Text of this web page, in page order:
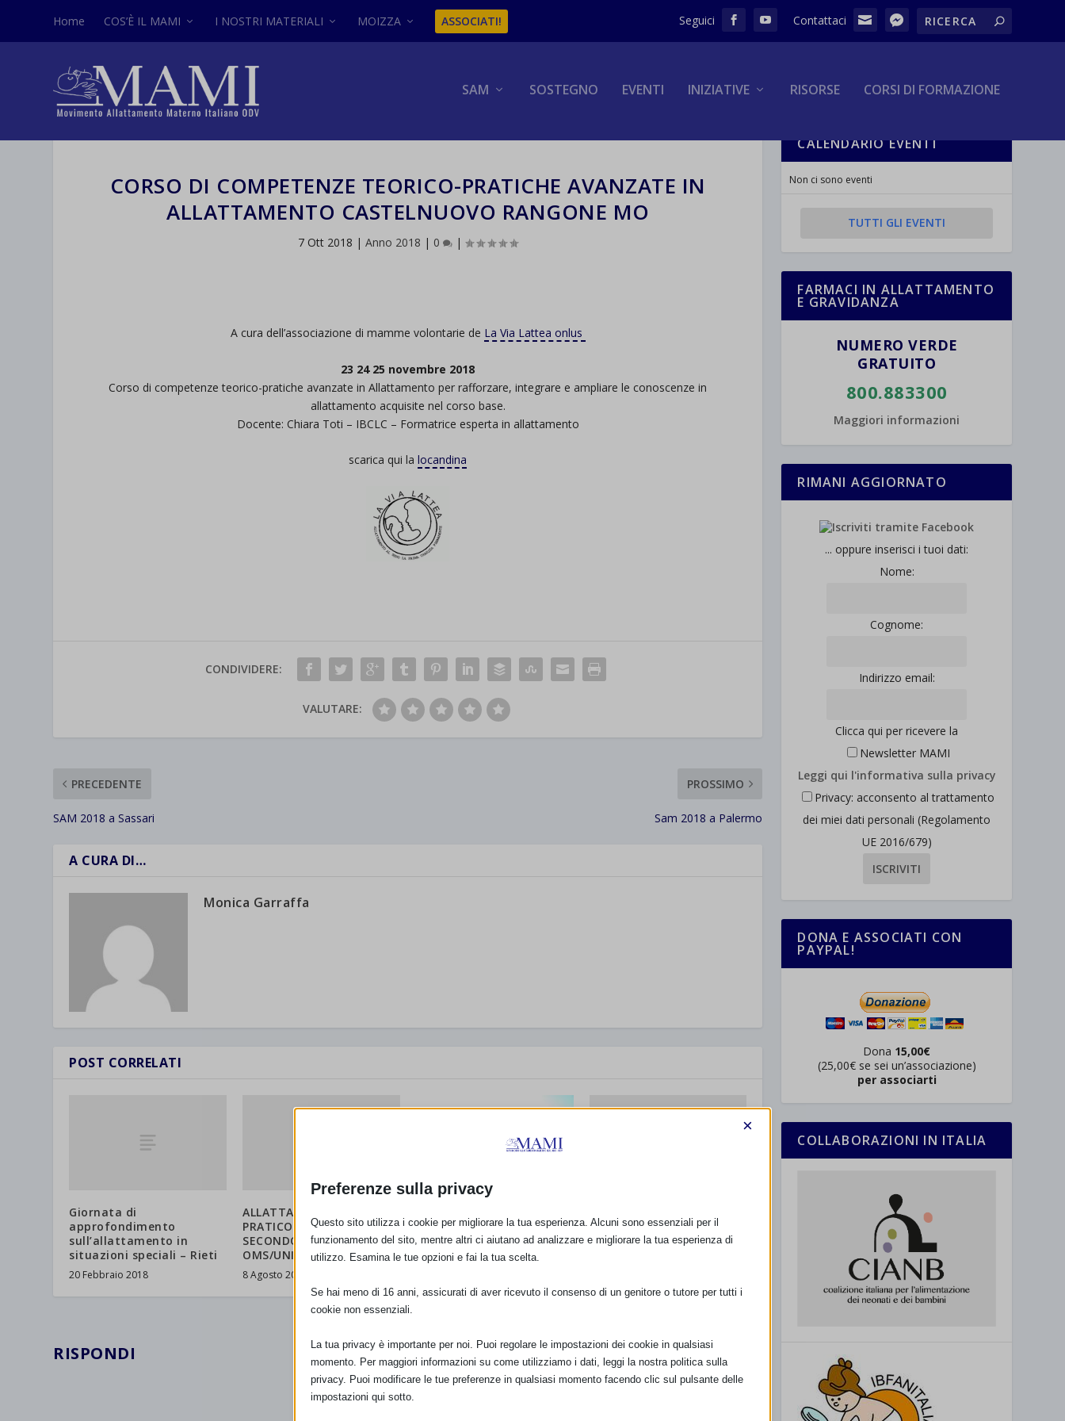
Home COS’È IL MAMI I NOSTRI MATERIALI MOIZZA ASSOCIATI!
SAM SOSTEGNO EVENTI INIZIATIVE RISORSE CORSI DI FORMAZIONE
CORSO DI COMPETENZE TEORICO-PRATICHE AVANZATE IN
ALLATTAMENTO CASTELNUOVO RANGONE MO
7 Ott 2018 |Anno 2018 | 0 |
A cura dell’associazione di mamme volontarie de La Via Lattea onlus
23 24 25 novembre 2018
Corso di competenze teorico-pratiche avanzate in Allattamento per rafforzare, integrare e ampliare le conoscenze in
allattamento acquisite nel corso base.
Docente: Chiara Toti – IBCLC – Formatrice esperta in allattamento
scarica qui lalocandina
CONDIVIDERE:
VALUTARE:
PRECEDENTE
SAM 2018 a Sassari
PROSSIMO
Sam 2018 a Palermo
A CURA DI…
Monica Garraffa
POST CORRELATI
Giornata di
approfondimento
sull’allattamento in
situazioni speciali – Rieti
20 Febbraio 2018
ALLATTAMENTO: CORSO
PRATICO DI COUNSELLING
SECONDO IL MODELLO
OMS/UNICEF 40 ore
8 Agosto 2018
ANNUALE DEI SOCI 2018 –
Carpi (MO), 18 marzo 2018
18 Febbraio 2018
allattamento
26 Marzo 2018
RISPONDI
CALENDARIO EVENTI
Non ci sono eventi
TUTTI GLI EVENTI
FARMACI IN ALLATTAMENTO
E GRAVIDANZA
NUMERO VERDE
GRATUITO
800.883300
Maggiori informazioni
RIMANI AGGIORNATO
... oppure inserisci i tuoi dati:
Nome:
Cognome:
Indirizzo email:
Clicca qui per ricevere la
Newsletter MAMI
Leggi qui l'informativa sulla privacy
Privacy: acconsento al trattamento
dei miei dati personali (Regolamento
UE 2016/679)
DONA E ASSOCIATI CON
PAYPAL!
Dona 15,00€
(25,00€ se sei un’associazione)
per associarti
COLLABORAZIONI IN ITALIA
Preferenze sulla privacy
×
Questo sito utilizza i cookie per migliorare la tua esperienza. Alcuni sono essenziali per il
funzionamento del sito, mentre altri ci aiutano ad analizzare e migliorare la tua esperienza di
utilizzo. Esamina le tue opzioni e fai la tua scelta.
Se hai meno di 16 anni, assicurati di aver ricevuto il consenso di un genitore o tutore per tutti i
cookie non essenziali.
La tua privacy è importante per noi. Puoi regolare le impostazioni dei cookie in qualsiasi
momento. Per maggiori informazioni su come utilizziamo i dati, leggi la nostra politica sulla
privacy. Puoi modificare le tue preferenze in qualsiasi momento facendo clic sul pulsante delle
impostazioni qui sotto.